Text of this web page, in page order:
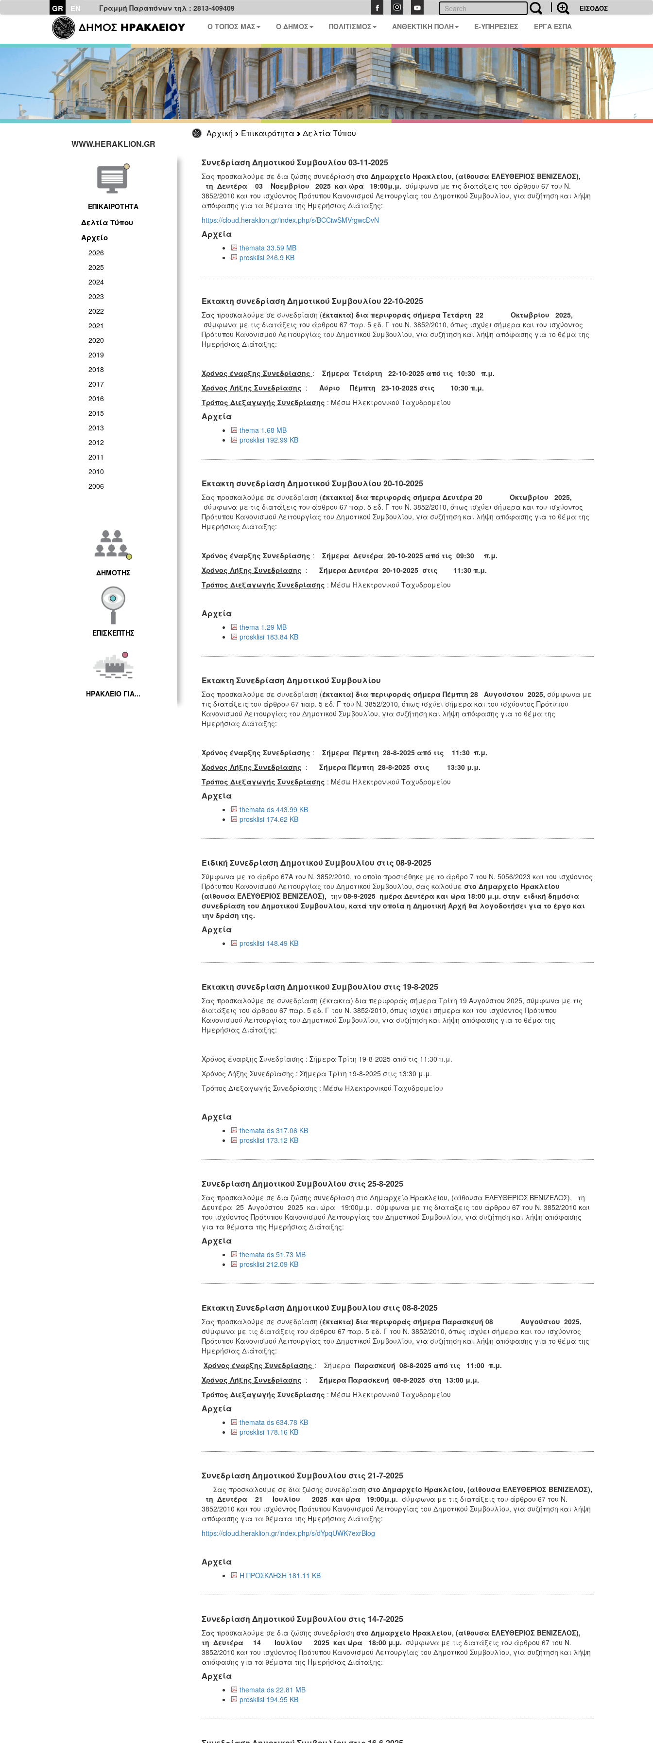
GR EN Γραμμή Παραπόνων τηλ : 2813-409409 ΕΙΣΟΔΟΣ
Ο ΤΟΠΟΣ ΜΑΣ Ο ΔΗΜΟΣ ΠΟΛΙΤΙΣΜΟΣ ΑΝΘΕΚΤΙΚΗ ΠΟΛΗ E-ΥΠΗΡΕΣΙΕΣ ΕΡΓΑ ΕΣΠΑ
Αρχική Επικαιρότητα
Δελτία Τύπου
WWW.HERAKLION.GR
ΕΠΙΚΑΙΡΟΤΗΤΑ
Δελτία Τύπου
Αρχείο
2026
2025
2024
2023
2022
2021
2020
2019
2018
2017
2016
2015
2013
2012
2011
2010
2006
ΔΗΜΟΤΗΣ
ΕΠΙΣΚΕΠΤΗΣ
ΗΡΑΚΛΕΙΟ ΓΙΑ...
Συνεδρίαση Δημοτικού Συμβουλίου 03-11-2025
Σας προσκαλούμε σε δια ζώσης συνεδρίαση στο Δημαρχείο Ηρακλείου, (αίθουσα ΕΛΕΥΘΕΡΙΟΣ ΒΕΝΙΖΕΛΟΣ),
τη Δευτέρα 03 Νοεμβρίου 2025 και ώρα 19:00μ.μ. σύμφωνα με τις διατάξεις του άρθρου 67 του Ν.
3852/2010 και του ισχύοντος Πρότυπου Κανονισμού Λειτουργίας του Δημοτικού Συμβουλίου, για συζήτηση και λήψη
απόφασης για τα θέματα της Ημερήσιας Διάταξης:
https://cloud.heraklion.gr/index.php/s/BCCiwSMVrgwcDvN
Αρχεία
themata 33.59 MB
prosklisi 246.9 KB
Έκτακτη συνεδρίαση Δημοτικού Συμβουλίου 22-10-2025
Σας προσκαλούμε σε συνεδρίαση (έκτακτα) δια περιφοράς σήμερα Τετάρτη 22 Οκτωβρίου 2025,
σύμφωνα με τις διατάξεις του άρθρου 67 παρ. 5 εδ. Γ του Ν. 3852/2010, όπως ισχύει σήμερα και του ισχύοντος
Πρότυπου Κανονισμού Λειτουργίας του Δημοτικού Συμβουλίου, για συζήτηση και λήψη απόφασης για το θέμα της
Ημερήσιας Διάταξης:
Χρόνος έναρξης Συνεδρίασης : Σήμερα Τετάρτη 22-10-2025 από τις 10:30 π.μ.
Χρόνος Λήξης Συνεδρίασης : Αύριο Πέμπτη 23-10-2025 στις 10:30 π.μ.
Τρόπος Διεξαγωγής Συνεδρίασης : Μέσω Ηλεκτρονικού Ταχυδρομείου
Αρχεία
thema 1.68 MB
prosklisi 192.99 KB
Έκτακτη συνεδρίαση Δημοτικού Συμβουλίου 20-10-2025
Σας προσκαλούμε σε συνεδρίαση (έκτακτα) δια περιφοράς σήμερα Δευτέρα 20 Οκτωβρίου 2025,
σύμφωνα με τις διατάξεις του άρθρου 67 παρ. 5 εδ. Γ του Ν. 3852/2010, όπως ισχύει σήμερα και του ισχύοντος
Πρότυπου Κανονισμού Λειτουργίας του Δημοτικού Συμβουλίου, για συζήτηση και λήψη απόφασης για το θέμα της
Ημερήσιας Διάταξης:
Χρόνος έναρξης Συνεδρίασης : Σήμερα Δευτέρα 20-10-2025 από τις 09:30 π.μ.
Χρόνος Λήξης Συνεδρίασης : Σήμερα Δευτέρα 20-10-2025 στις 11:30 π.μ.
Τρόπος Διεξαγωγής Συνεδρίασης : Μέσω Ηλεκτρονικού Ταχυδρομείου
Αρχεία
thema 1.29 MB
prosklisi 183.84 KB
Έκτακτη Συνεδρίαση Δημοτικού Συμβουλίου
Σας προσκαλούμε σε συνεδρίαση (έκτακτα) δια περιφοράς σήμερα Πέμπτη 28 Aυγούστου 2025, σύμφωνα με
τις διατάξεις του άρθρου 67 παρ. 5 εδ. Γ του Ν. 3852/2010, όπως ισχύει σήμερα και του ισχύοντος Πρότυπου
Κανονισμού Λειτουργίας του Δημοτικού Συμβουλίου, για συζήτηση και λήψη απόφασης για το θέμα της
Ημερήσιας Διάταξης:
Χρόνος έναρξης Συνεδρίασης : Σήμερα Πέμπτη 28-8-2025 από τις 11:30 π.μ.
Χρόνος Λήξης Συνεδρίασης : Σήμερα Πέμπτη 28-8-2025 στις 13:30 μ.μ.
Τρόπος Διεξαγωγής Συνεδρίασης : Μέσω Ηλεκτρονικού Ταχυδρομείου
Αρχεία
themata ds 443.99 KB
prosklisi 174.62 KB
Ειδική Συνεδρίαση Δημοτικού Συμβουλίου στις 08-9-2025
Σύμφωνα με το άρθρο 67Α του Ν. 3852/2010, το οποίο προστέθηκε με το άρθρο 7 του Ν. 5056/2023 και του ισχύοντος
Πρότυπου Κανονισμού Λειτουργίας του Δημοτικού Συμβουλίου, σας καλούμε στο Δημαρχείο Ηρακλείου
(αίθουσα ΕΛΕΥΘΕΡΙΟΣ ΒΕΝΙΖΕΛΟΣ), την 08-9-2025 ημέρα Δευτέρα και ώρα 18:00 μ.μ. στην ειδική δημόσια
συνεδρίαση του Δημοτικού Συμβουλίου, κατά την οποία η Δημοτική Αρχή θα λογοδοτήσει για το έργο και
την δράση της.
Αρχεία
prosklisi 148.49 KB
Έκτακτη συνεδρίαση Δημοτικού Συμβουλίου στις 19-8-2025
Σας προσκαλούμε σε συνεδρίαση (έκτακτα) δια περιφοράς σήμερα Τρίτη 19 Aυγούστου 2025, σύμφωνα με τις
διατάξεις του άρθρου 67 παρ. 5 εδ. Γ του Ν. 3852/2010, όπως ισχύει σήμερα και του ισχύοντος Πρότυπου
Κανονισμού Λειτουργίας του Δημοτικού Συμβουλίου, για συζήτηση και λήψη απόφασης για το θέμα της
Ημερήσιας Διάταξης:
Χρόνος έναρξης Συνεδρίασης : Σήμερα Τρίτη 19-8-2025 από τις 11:30 π.μ.
Χρόνος Λήξης Συνεδρίασης : Σήμερα Τρίτη 19-8-2025 στις 13:30 μ.μ.
Τρόπος Διεξαγωγής Συνεδρίασης : Μέσω Ηλεκτρονικού Ταχυδρομείου
Αρχεία
themata ds 317.06 KB
prosklisi 173.12 KB
Συνεδρίαση Δημοτικού Συμβουλίου στις 25-8-2025
Σας προσκαλούμε σε δια ζώσης συνεδρίαση στο Δημαρχείο Ηρακλείου, (αίθουσα ΕΛΕΥΘΕΡΙΟΣ ΒΕΝΙΖΕΛΟΣ), τη
Δευτέρα 25 Αυγούστου 2025 και ώρα 19:00μ.μ. σύμφωνα με τις διατάξεις του άρθρου 67 του Ν. 3852/2010 και
του ισχύοντος Πρότυπου Κανονισμού Λειτουργίας του Δημοτικού Συμβουλίου, για συζήτηση και λήψη απόφασης
για τα θέματα της Ημερήσιας Διάταξης:
Αρχεία
themata ds 51.73 MB
prosklisi 212.09 KB
Έκτακτη Συνεδρίαση Δημοτικού Συμβουλίου στις 08-8-2025
Σας προσκαλούμε σε συνεδρίαση (έκτακτα) δια περιφοράς σήμερα Παρασκευή 08 Aυγούστου 2025,
σύμφωνα με τις διατάξεις του άρθρου 67 παρ. 5 εδ. Γ του Ν. 3852/2010, όπως ισχύει σήμερα και του ισχύοντος
Πρότυπου Κανονισμού Λειτουργίας του Δημοτικού Συμβουλίου, για συζήτηση και λήψη απόφασης για το θέμα της
Ημερήσιας Διάταξης:
Χρόνος έναρξης Συνεδρίασης : Σήμερα Παρασκευή 08-8-2025 από τις 11:00 π.μ.
Χρόνος Λήξης Συνεδρίασης : Σήμερα Παρασκευή 08-8-2025 στη 13:00 μ.μ.
Τρόπος Διεξαγωγής Συνεδρίασης : Μέσω Ηλεκτρονικού Ταχυδρομείου
Αρχεία
themata ds 634.78 KB
prosklisi 178.16 KB
Συνεδρίαση Δημοτικού Συμβουλίου στις 21-7-2025
Σας προσκαλούμε σε δια ζώσης συνεδρίαση στο Δημαρχείο Ηρακλείου, (αίθουσα ΕΛΕΥΘΕΡΙΟΣ ΒΕΝΙΖΕΛΟΣ),
τη Δευτέρα 21 Ιουλίου 2025 και ώρα 19:00μ.μ. σύμφωνα με τις διατάξεις του άρθρου 67 του Ν.
3852/2010 και του ισχύοντος Πρότυπου Κανονισμού Λειτουργίας του Δημοτικού Συμβουλίου, για συζήτηση και λήψη
απόφασης για τα θέματα της Ημερήσιας Διάταξης:
https://cloud.heraklion.gr/index.php/s/dYpqUWK7exrBlog
Αρχεία
Η ΠΡΟΣΚΛΗΣΗ 181.11 KB
Συνεδρίαση Δημοτικού Συμβουλίου στις 14-7-2025
Σας προσκαλούμε σε δια ζώσης συνεδρίαση στο Δημαρχείο Ηρακλείου, (αίθουσα ΕΛΕΥΘΕΡΙΟΣ ΒΕΝΙΖΕΛΟΣ),
τη Δευτέρα 14 Ιουλίου 2025 και ώρα 18:00 μ.μ. σύμφωνα με τις διατάξεις του άρθρου 67 του Ν.
3852/2010 και του ισχύοντος Πρότυπου Κανονισμού Λειτουργίας του Δημοτικού Συμβουλίου, για συζήτηση και λήψη
απόφασης για τα θέματα της Ημερήσιας Διάταξης:
Αρχεία
themata ds 22.81 MB
prosklisi 194.95 KB